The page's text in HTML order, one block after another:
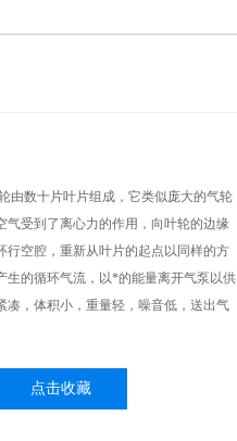
由数十片叶片组成，它类似庞大的气轮
气受到了离心力的作用，向叶轮的边缘
行空腔，重新从叶片的起点以同样的方
生的循环气流，以*的能量离开气泵以供
凑，体积小，重量轻，噪音低，送出气
点击收藏